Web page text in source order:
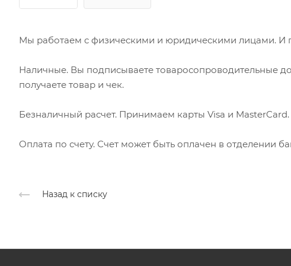
Мы работаем с физическими и юридическими лицами. И
Наличные. Вы подписываете товаросопроводительные
получаете товар и чек.
Безналичный расчет. Принимаем карты Visa и MasterCard.
Оплата по счету. Счет может быть оплачен в отделении
Назад к списку